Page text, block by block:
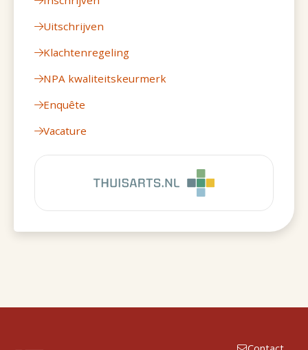
Uitschrijven
Klachtenregeling
NPA kwaliteitskeurmerk
Enquête
Vacature